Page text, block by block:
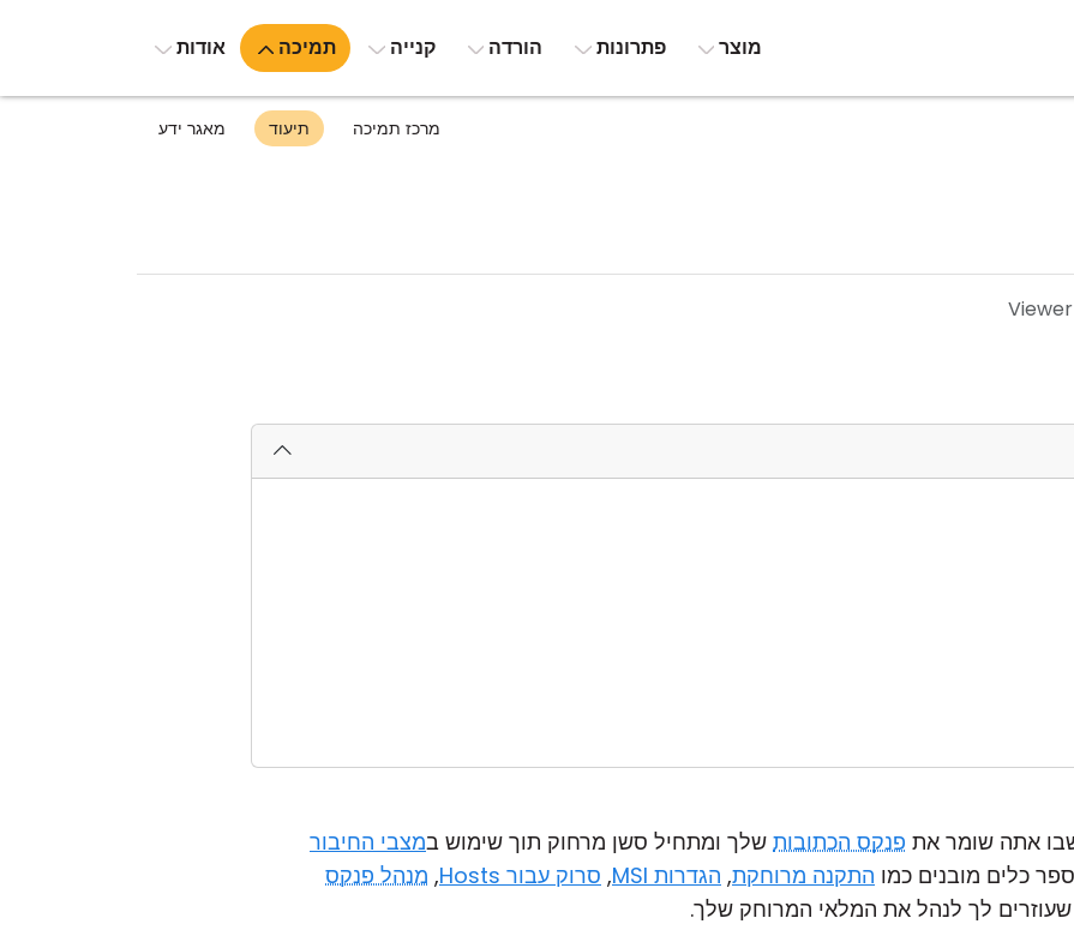
מוצר פתרונות הורדה קנייה תמיכה אודות
מרכז תמיכה תיעוד מאגר ידע
Viewer
פנקס הכתובות שלך ומתחיל סשן מרחוק תוך שימוש במצבי החיבור
התקנה מרוחקת, הגדרות MSI , סרוק עבור Hosts , מנהל פנקס
שעוזרים לך לנהל את המלאי המרוחק שלך.